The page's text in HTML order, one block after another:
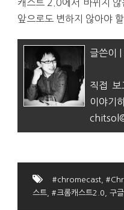
캐스트 2.0에서 바뀌지
앞으로도 변하지 않아야
글쓴이
직접 보
이야기
#chromecast
스트
#크롬캐스트2.0 구글